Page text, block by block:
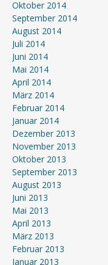
Oktober 2014
September 2014
August 2014
Juli 2014
Juni 2014
Mai 2014
April 2014
März 2014
Februar 2014
Januar 2014
Dezember 2013
November 2013
Oktober 2013
September 2013
August 2013
Juni 2013
Mai 2013
April 2013
März 2013
Februar 2013
Januar 2013